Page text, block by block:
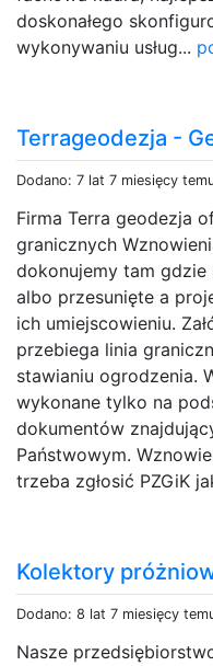
doskonałego
wykonywaniu usług...
Terrageodezja -
Dodano: 7 lat 7 miesięcy
Firma Terra geodezja
granicznych
dokonujemy tam gdzie
albo przesunięte a
ich umiejscowieniu.
przebiega linia
stawianiu ogrodzenia.
wykonane tylko na
dokumentów
Państwowym.
trzeba zgłosić PZGiK
Kolektory
Dodano: 8 lat 7 miesięcy
Nasze